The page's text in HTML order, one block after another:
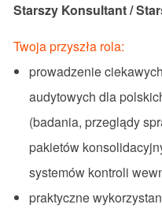
Starszy Konsultant /
Twoja przyszła rola:
prowadzenie
audytowych dla
(badania, przeglądy
pakietów
systemów kontroli
praktyczne